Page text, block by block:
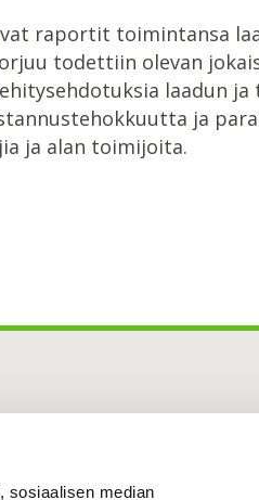
sosiaalisen median
raportit toimintansa
todettiin olevan
laadun ja
ja
ja alan toimijoita.